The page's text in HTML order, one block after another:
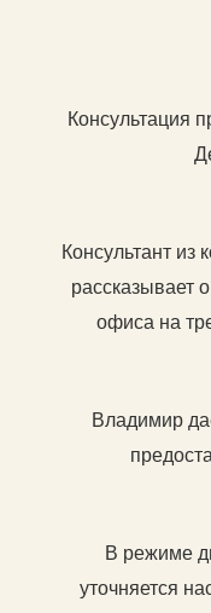
Консультация
Консультант
рассказывает
офиса на
Владимир
В режиме
уточняется